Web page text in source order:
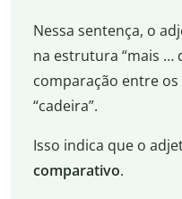
Nessa sentença, o
na estrutura “mais …
comparação entre os
“cadeira”.
Isso indica que o
comparativo.